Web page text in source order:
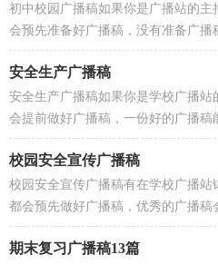
初中校园广播稿如果你是广播站的
会预先准备好广播稿，没有准备广播
写广播稿需要注意哪些问题呢？下面
安全生产广播稿
安全生产广播稿如果你是学校广播
会提前做好广播稿，一份好的广播
做到重点突出呢？以下是小编整理的
校园安全宣传广播稿
校园安全宣传广播稿有在学校广播
都会预先做好广播稿，优秀的广播稿
题来了，广播稿应该怎么写？以下是
期末复习广播稿13篇